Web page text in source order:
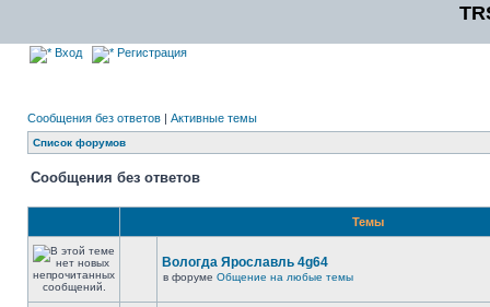
Вход Регистрация
Сообщения без ответов | Активные темы
Список форумов
Сообщения без ответов
Темы
Вологда Ярославль 4g64
в форуме Общение на любые темы